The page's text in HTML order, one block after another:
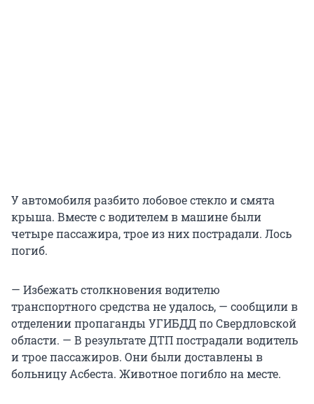
У автомобиля разбито лобовое стекло и смята
крыша. Вместе с водителем в машине были
четыре пассажира, трое из них пострадали. Лось
погиб.
— Избежать столкновения водителю
транспортного средства не удалось, — сообщили в
отделении пропаганды УГИБДД по Свердловской
области. — В результате ДТП пострадали водитель
и трое пассажиров. Они были доставлены в
больницу Асбеста. Животное погибло на месте.